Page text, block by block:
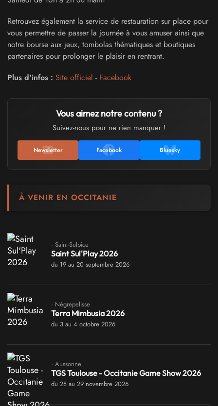
Retrouvez également la service de restauration sur place pour
vous permettre de passer la journée à vous amuser ainsi que
notre bourse aux jeux, tombolas thématiques et boutiques
partenaires pour prolonger le plaisir en rentrant.
Plus d'infos : Site officiel - Facebook
Vous aimez notre contenu ?
Suivez-nous pour ne rien manquer !
Newsletter Facebook Bluesky
À VENIR EN OCCITANIE
· Saint-Sulpice
Saint Sul'Play 2026
du 19 au 20 septembre 2026
· Nègrepelisse
Terra Mimbusia 2026
du 3 au 4 octobre 2026
· Aussonne
TGS Toulouse - Occitanie Game Show 2026
du 28 au 29 novembre 2026